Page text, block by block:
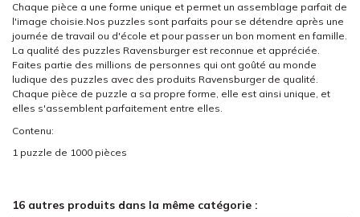
Chaque pièce a une forme unique et permet un assemblage parfait de
l'image choisie.Nos puzzles sont parfaits pour se détendre après une
journée de travail ou d'école et pour passer un bon moment en famille.
La qualité des puzzles Ravensburger est reconnue et appréciée.
Faites partie des millions de personnes qui ont goûté au monde
ludique des puzzles avec des produits Ravensburger de qualité.
Chaque pièce de puzzle a sa propre forme, elle est ainsi unique, et
elles s'assemblent parfaitement entre elles.
Contenu:
1 puzzle de 1000 pièces
16 autres produits dans la même catégorie :